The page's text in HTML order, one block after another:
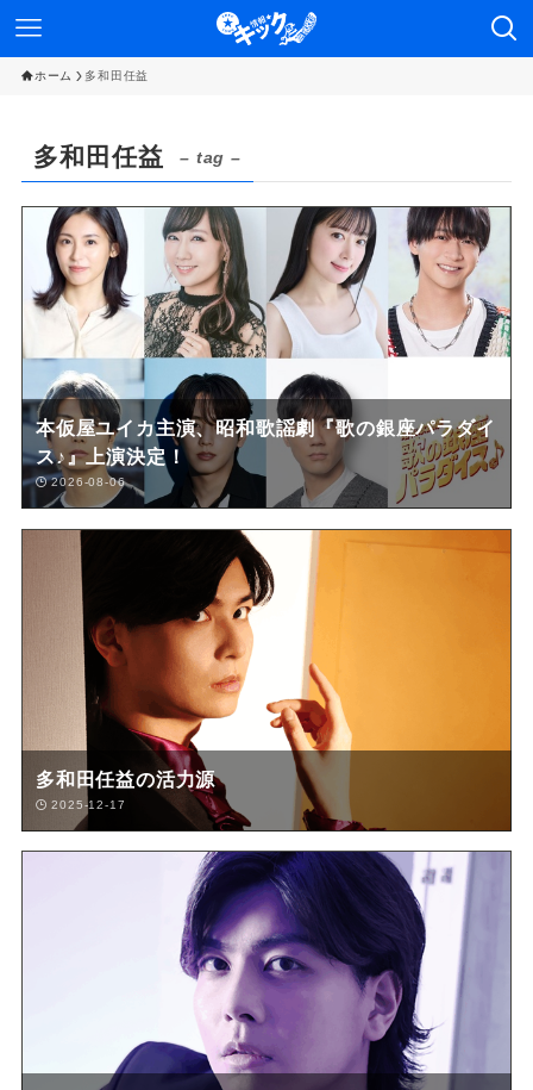
ホーム 多和田任益
多和田任益 – tag –
本仮屋ユイカ主演、昭和歌謡劇『歌の銀座パラダイ
ス♪』上演決定！
2026-08-06
多和田任益の活力源
2025-12-17